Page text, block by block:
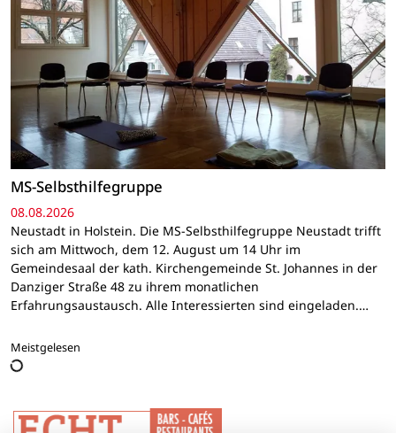
MS-Selbsthilfegruppe
08.08.2026
Neustadt in Holstein. Die MS-Selbsthilfegruppe Neustadt trifft
sich am Mittwoch, dem 12. August um 14 Uhr im
Gemeindesaal der kath. Kirchengemeinde St. Johannes in der
Danziger Straße 48 zu ihrem monatlichen
Erfahrungsaustausch. Alle Interessierten sind eingeladen.…
Meistgelesen